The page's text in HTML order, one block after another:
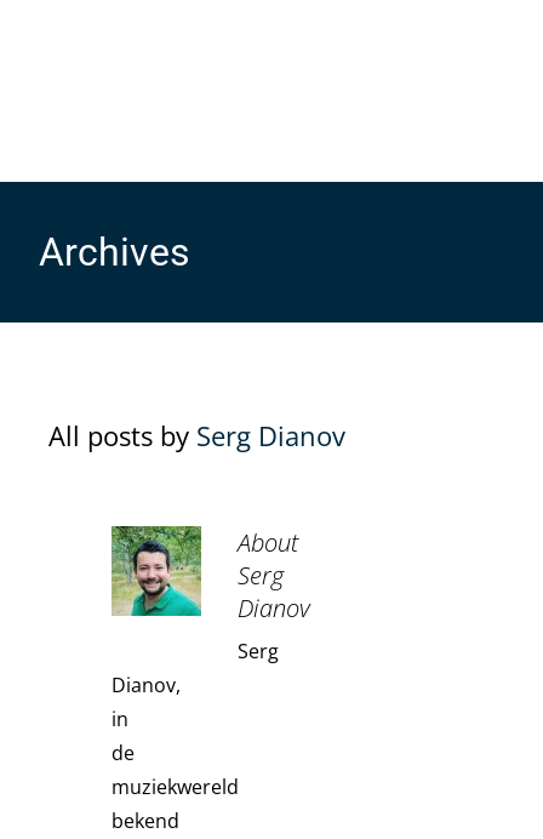
Archives
All posts by Serg Dianov
About
Serg
Dianov
Serg
Dianov,
in
de
muziekwereld
bekend